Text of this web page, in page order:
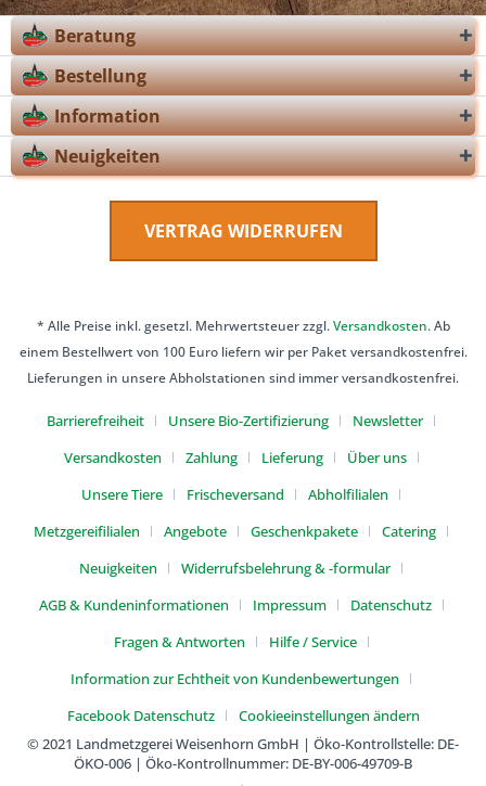
Beratung
Bestellung
Information
Neuigkeiten
VERTRAG WIDERRUFEN
* Alle Preise inkl. gesetzl. Mehrwertsteuer zzgl.Versandkosten. Ab
einem Bestellwert von 100 Euro liefern wir per Paket versandkostenfrei.
Lieferungen in unsere Abholstationen sind immer versandkostenfrei.
Barrierefreiheit Unsere Bio-Zertifizierung
Newsletter
Versandkosten
Zahlung Lieferung
Über uns
Unsere Tiere
Frischeversand
Abholfilialen
Metzgereifilialen
Angebote Geschenkpakete
Catering
Neuigkeiten
Widerrufsbelehrung & -formular
AGB & Kundeninformationen
Impressum
Datenschutz
Fragen & Antworten
Hilfe / Service
Information zur Echtheit von Kundenbewertungen
Facebook Datenschutz
Cookieeinstellungen ändern
© 2021 Landmetzgerei Weisenhorn GmbH | Öko-Kontrollstelle: DE-
ÖKO-006 | Öko-Kontrollnummer: DE-BY-006-49709-B